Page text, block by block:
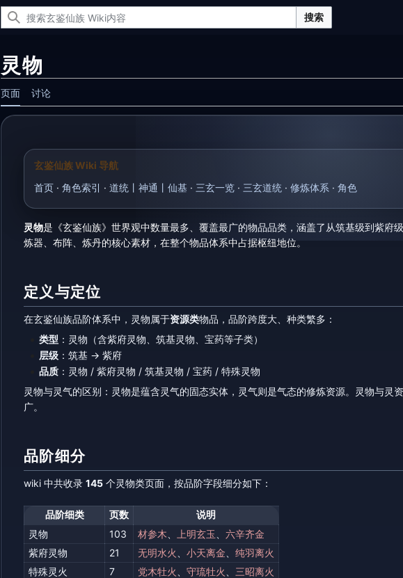
搜索
灵物
页面 讨论
玄鉴仙族 Wiki 导航
首页 · 角色索引 · 道统丨神通丨仙基 · 三玄一览 · 三玄道统 · 修炼体系 · 角色
灵物是《玄鉴仙族》世界观中数量最多、覆盖最广的物品品类，涵盖了从筑基级到紫府
炼器、布阵、炼丹的核心素材，在整个物品体系中占据枢纽地位。
定义与定位
在玄鉴仙族品阶体系中，灵物属于资源类物品，品阶跨度大、种类繁多：
类型 ：灵物（含紫府灵物、筑基灵物、宝药等子类）
层级 ：筑基 → 紫府
品质 ：灵物 / 紫府灵物 / 筑基灵物 / 宝药 / 特殊灵物
灵物与灵气的区别：灵物是蕴含灵气的固态实体，灵气则是气态的修炼资源。灵物与灵
广。
品阶细分
wiki 中共收录 145 个灵物类页面，按品阶字段细分如下：
品阶细类 页数 说明
灵物 103 材参木 上明玄玉
六辛齐金
紫府灵物
21 无明水火 小天离金
纯羽离火
特殊灵火
7 党木牡火 守琉牡火
三昭离火